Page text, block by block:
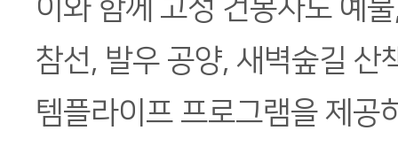
이와 함께 고성 건봉사도 예
참선, 발우 공양, 새벽숲길 산
템플라이프 프로그램을 제공